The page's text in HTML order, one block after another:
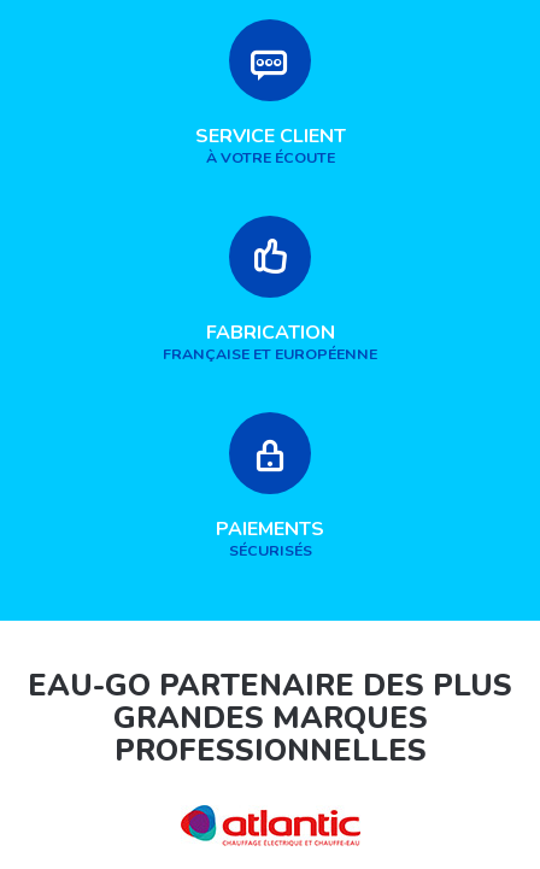
SERVICE CLIENT
À VOTRE ÉCOUTE
FABRICATION
FRANÇAISE ET EUROPÉENNE
PAIEMENTS
SÉCURISÉS
EAU-GO PARTENAIRE DES PLUS
GRANDES MARQUES
PROFESSIONNELLES